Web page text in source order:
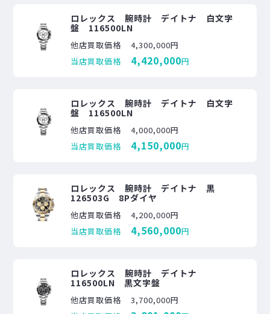
ロレックス 腕時計 デイトナ 白文字
盤 116500LN
他店買取価格
4,300,000円
当店買取価格
4,420,000円
ロレックス 腕時計 デイトナ 白文字
盤 116500LN
他店買取価格
4,000,000円
当店買取価格
4,150,000円
ロレックス 腕時計 デイトナ 黒
126503G 8Pダイヤ
他店買取価格
4,200,000円
当店買取価格
4,560,000円
ロレックス 腕時計 デイトナ
116500LN 黒文字盤
他店買取価格
3,700,000円